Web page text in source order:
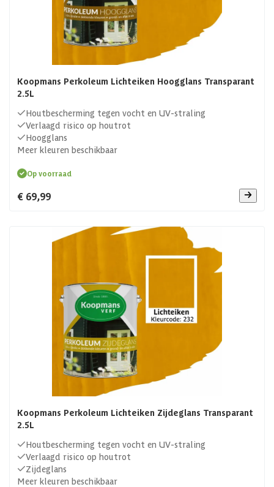
Koopmans Perkoleum Lichteiken Hoogglans Transparant
2.5L
Houtbescherming tegen vocht en UV-straling
Verlaagd risico op houtrot
Hoogglans
Meer kleuren beschikbaar
Op voorraad
€ 69,99
Koopmans Perkoleum Lichteiken Zijdeglans Transparant
2.5L
Houtbescherming tegen vocht en UV-straling
Verlaagd risico op houtrot
Zijdeglans
Meer kleuren beschikbaar